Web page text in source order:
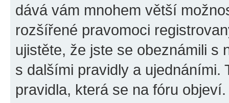
dává vám mnohem větší
rozšířené pravomoci
ujistěte, že jste se obeznámili s
s dalšími pravidly a ujednáními.
pravidla, která se na fóru objeví.